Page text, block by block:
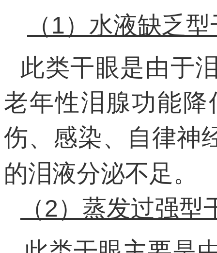
（1）水液缺乏
此类干眼是由于
老年性泪腺功能
伤、感染、自律神
的泪液分泌不足。
（2）蒸发过强型